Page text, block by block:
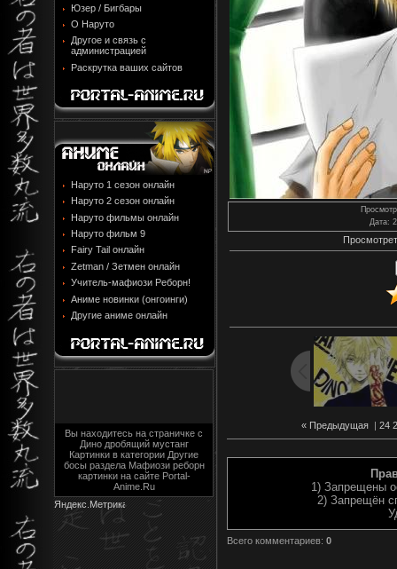
Юзер / Бигбары
О Наруто
Другое и связь с
администрацией
Раскрутка ваших сайтов
Наруто 1 сезон онлайн
Наруто 2 сезон онлайн
Наруто фильмы онлайн
Наруто фильм 9
Fairy Tail онлайн
Zetman / Зетмен онлайн
Учитель-мафиози Реборн!
Аниме новинки (онгоинги)
Другие аниме онлайн
Вы находитесь на страничке с
Дино дробящий мустанг
Картинки в категории Другие
босы раздела Мафиози реборн
картинки на сайте Portal-
Anime.Ru
Дата:
« Предыдущая 24
1) Запрещены
2) Запрещён
Всего комментариев: 0